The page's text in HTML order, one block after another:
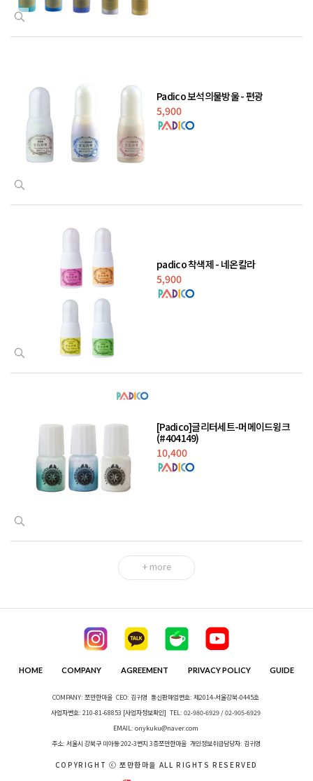
Padico 보석의물방울 - 편광
5,900
padico 착색제 - 네온칼라
5,900
[Padico]글리터세트-머메이드윙크
(#404149)
10,400
+ more
HOME COMPANY AGREEMENT PRIVACY POLICY GUIDE
COMPANY: 쪼만한마을 CEO: 김귀영 통신판매업번호: 제2014-서울강북-0445호
사업자번호: 210-81-68853 [사업자정보확인] TEL: 02-980-6929 / 02-905-6929
EMAIL: onykuku@naver.com
주소: 서울시 강북구 미아동 202-3번지 3층쪼만한마을 개인정보취급담당자: 김귀영
COPYRIGHT ⓒ 쪼만한마을 ALL RIGHTS RESERVED